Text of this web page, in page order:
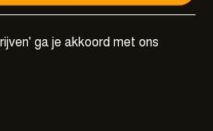
ga je akkoord met ons